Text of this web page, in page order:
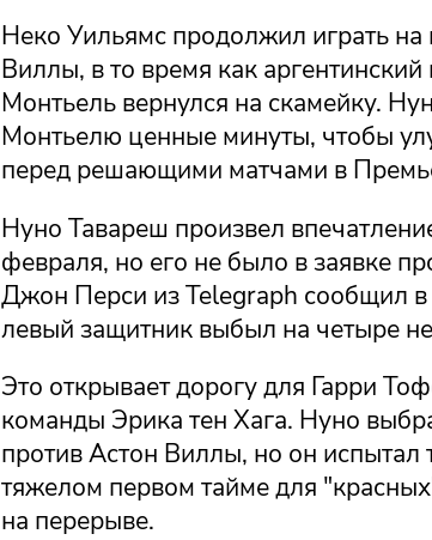
Неко Уильямс продолжил играть
Виллы, в то время как
Монтьель вернулся на скамейку.
Монтьелю ценные минуты, чтобы
перед решающими матчами в
Нуно Тавареш произвел
февраля, но его не было в заявке
Джон Перси из Telegraph сообщил
левый защитник выбыл на четыре
Это открывает дорогу для Гарри
команды Эрика тен Хага. Нуно
против Астон Виллы, но он испытал
тяжелом первом тайме для
на перерыве.